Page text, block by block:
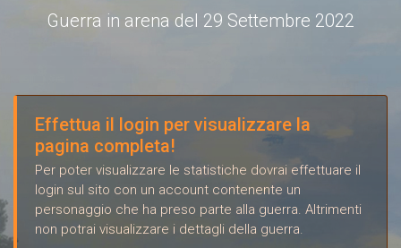
Guerra in arena del 29 Settembre 2022
Effettua il login per visualizzare la
pagina completa!
Per poter visualizzare le statistiche dovrai effettuare il
login sul sito con un account contenente un
personaggio che ha preso parte alla guerra. Altrimenti
non potrai visualizzare i dettagli della guerra.